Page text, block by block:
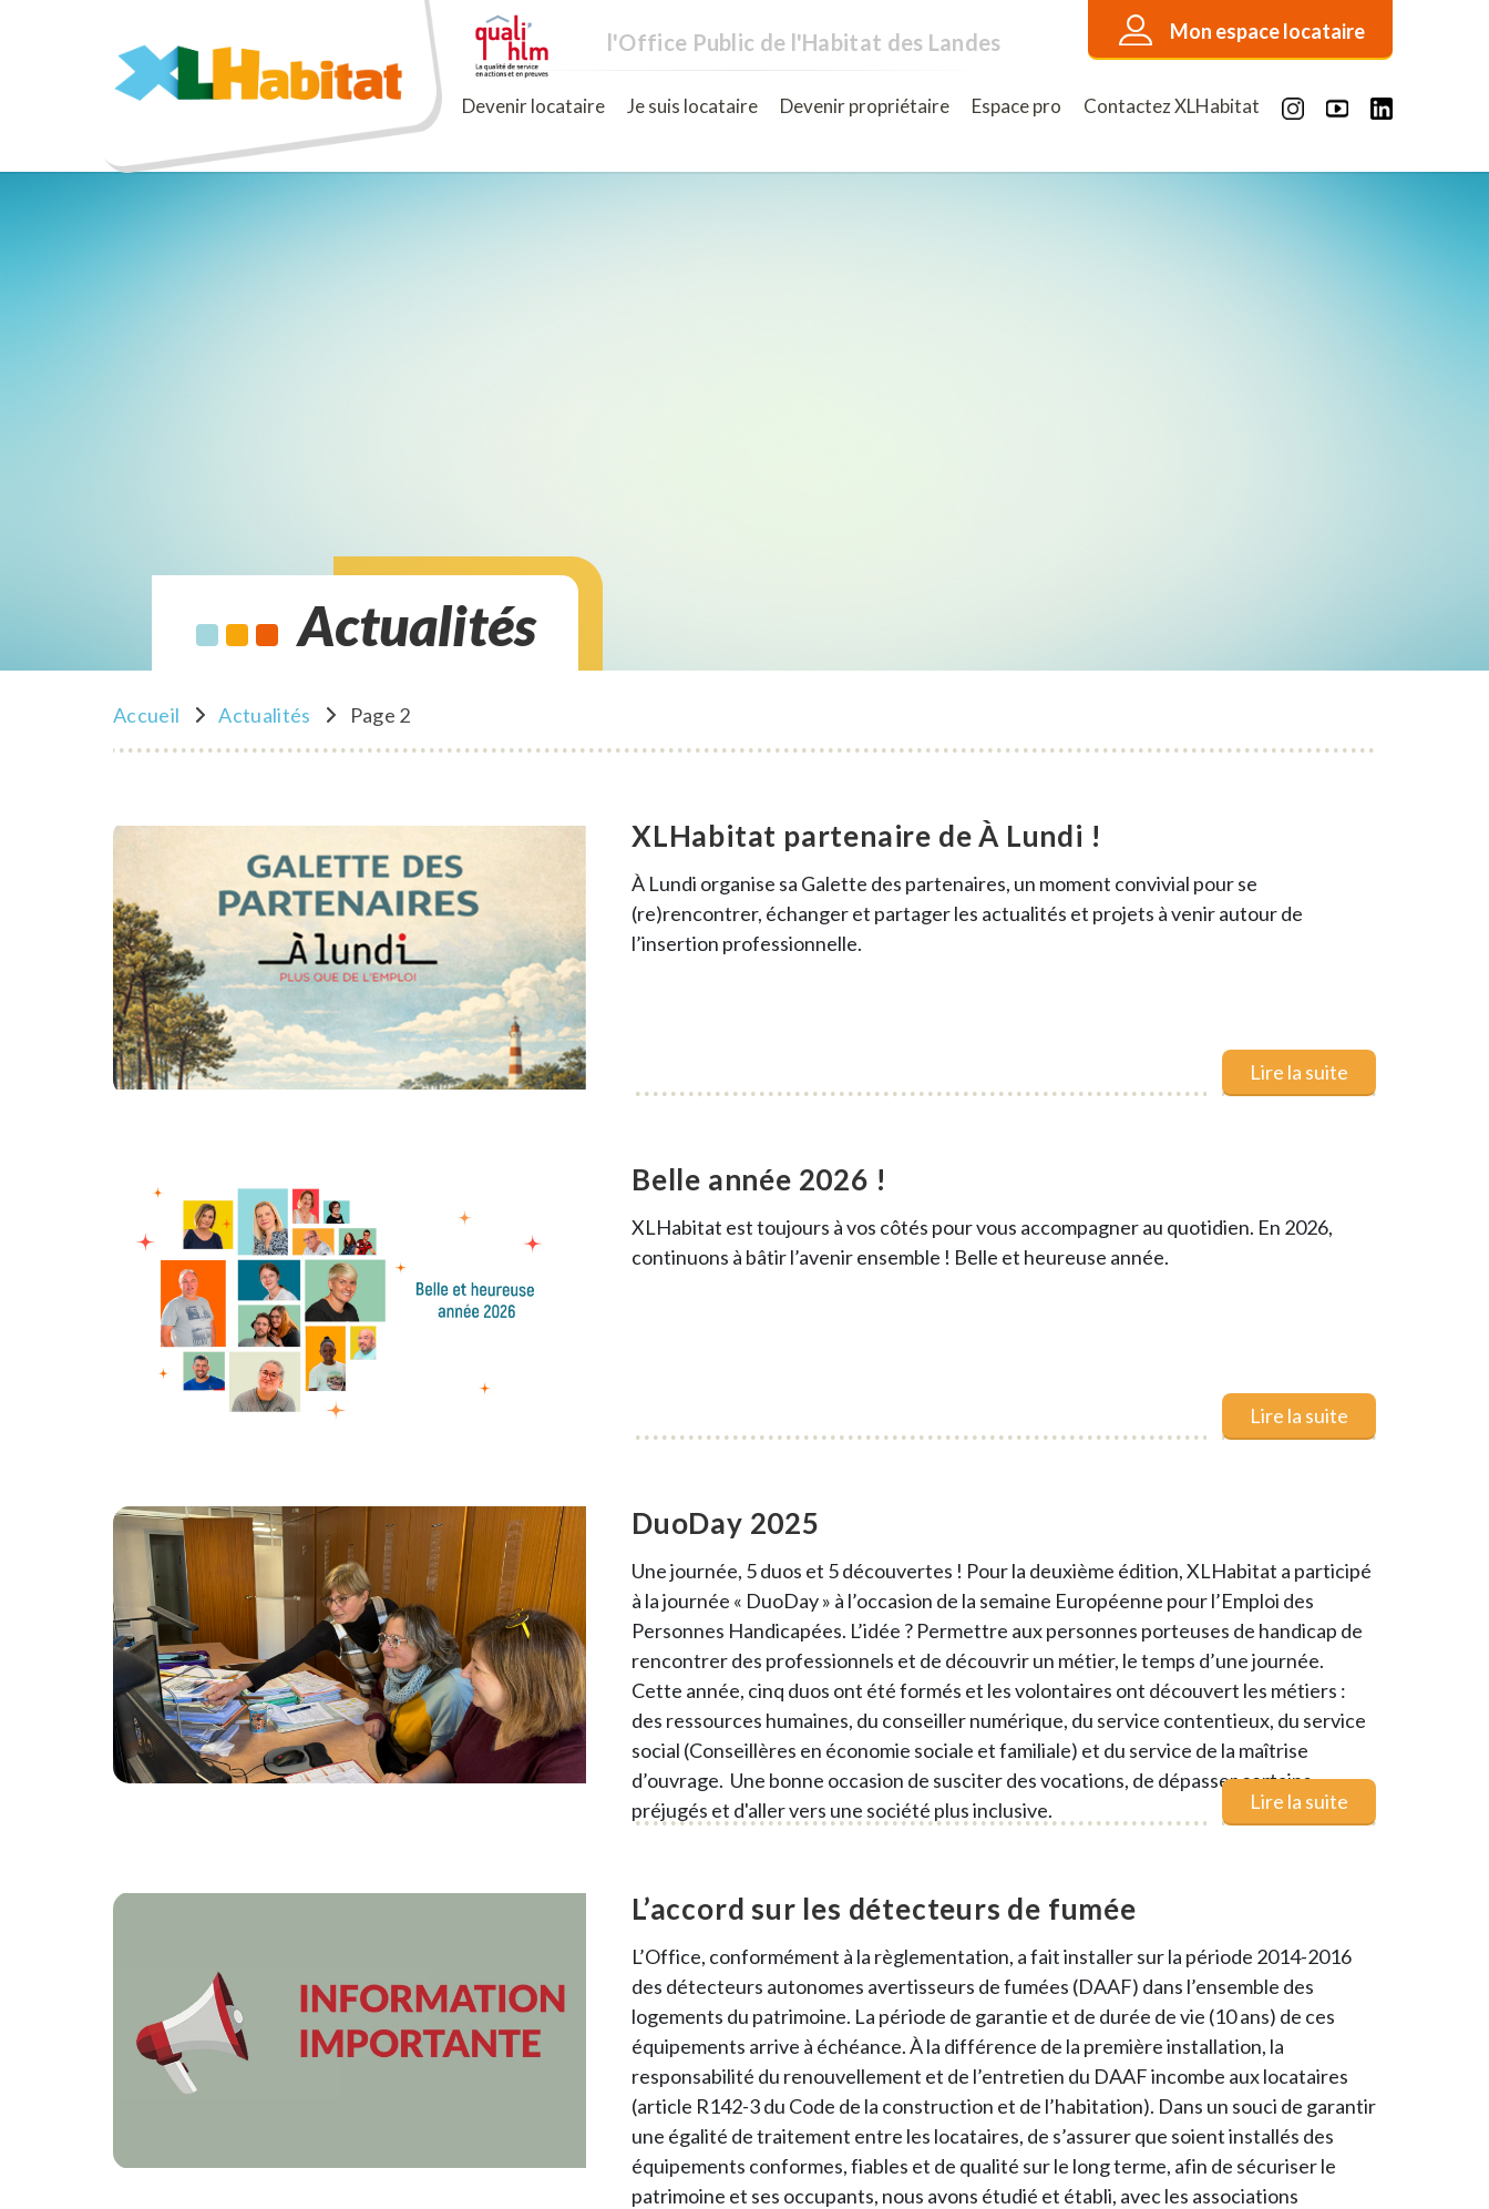
l'Office Public de l'Habitat des Landes Mon espace locataire
XLHabitat Devenir locataire Je suis locataire Devenir propriétaire Espace pro Contactez XLHabitat
Actualités
Accueil Actualités Page 2
XLHabitat partenaire de À Lundi !
À Lundi organise sa Galette des partenaires, un moment convivial pour se
(re)rencontrer, échanger et partager les actualités et projets à venir autour de
l’insertion professionnelle.
Lire la suite
Belle année 2026 !
XLHabitat est toujours à vos côtés pour vous accompagner au quotidien. En 2026,
continuons à bâtir l’avenir ensemble ! Belle et heureuse année.
Lire la suite
DuoDay 2025
Une journée, 5 duos et 5 découvertes ! Pour la deuxième édition, XLHabitat a participé
à la journée « DuoDay » à l’occasion de la semaine Européenne pour l’Emploi des
Personnes Handicapées. L’idée ? Permettre aux personnes porteuses de handicap de
rencontrer des professionnels et de découvrir un métier, le temps d’une journée.
Cette année, cinq duos ont été formés et les volontaires ont découvert les métiers :
des ressources humaines, du conseiller numérique, du service contentieux, du service
social (Conseillères en économie sociale et familiale) et du service de la maîtrise
d’ouvrage. Une bonne occasion de susciter des vocations, de dépasser certains
préjugés et d'aller vers une société plus inclusive.
Lire la suite
L’accord sur les détecteurs de fumée
L’Office, conformément à la règlementation, a fait installer sur la période 2014-2016
des détecteurs autonomes avertisseurs de fumées (DAAF) dans l’ensemble des
logements du patrimoine. La période de garantie et de durée de vie (10 ans) de ces
équipements arrive à échéance. À la différence de la première installation, la
responsabilité du renouvellement et de l’entretien du DAAF incombe aux locataires
(article R142-3 du Code de la construction et de l’habitation). Dans un souci de garantir
une égalité de traitement entre les locataires, de s’assurer que soient installés des
équipements conformes, fiables et de qualité sur le long terme, afin de sécuriser le
patrimoine et ses occupants, nous avons étudié et établi, avec les associations